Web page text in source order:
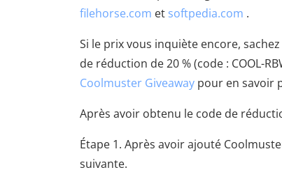
filehorse.com et softpedia.com .
Si le prix vous inquiète encore,
de réduction de 20 % (code : COOL-
Coolmuster Giveaway pour en savoir
Après avoir obtenu le code de
Étape 1. Après avoir ajouté
suivante.